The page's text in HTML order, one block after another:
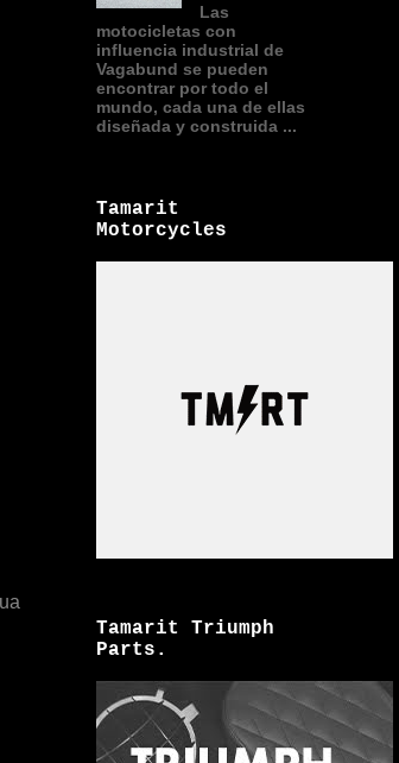
Las
motocicletas con
influencia industrial de
Vagabund se pueden
encontrar por todo el
mundo, cada una de ellas
diseñada y construida ...
Tamarit
Motorcycles
Tamarit Triumph
Parts.